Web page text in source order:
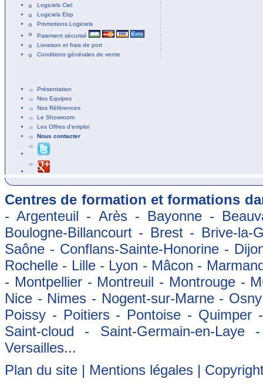
Logiciels Ciel
Logiciels Ebp
Promotions Logiciels
Paiement sécurisé
Livraison et frais de port
Conditions générales de vente
Présentation
Nos Equipes
Nos Références
Le Showroom
Les Offres d'emploi
Nous contacter
Centres de formation et formations
- Argenteuil - Arès - Bayonne -
Boulogne-Billancourt - Brest - Brive-
Saône - Conflans-Sainte-Honorine -
Rochelle - Lille - Lyon - Mâcon -
- Montpellier - Montreuil - Montrouge -
Nice - Nimes - Nogent-sur-Marne -
Poissy - Poitiers - Pontoise -
Saint-cloud - Saint-Germain-en-
Versailles...
Plan du site | Mentions légales |